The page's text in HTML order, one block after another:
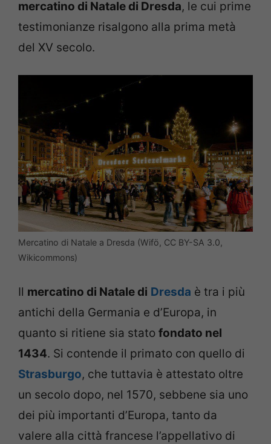
mercatino di Natale di Dresda, le cui prime
testimonianze risalgono alla prima metà
del XV secolo.
Mercatino di Natale a Dresda (Wifö, CC BY-SA 3.0,
Wikicommons)
Il mercatino di Natale di Dresda è tra i più
antichi della Germania e d’Europa, in
quanto si ritiene sia stato fondato nel
1434. Si contende il primato con quello di
Strasburgo, che tuttavia è attestato oltre
un secolo dopo, nel 1570, sebbene sia uno
dei più importanti d’Europa, tanto da
valere alla città francese l’appellativo di